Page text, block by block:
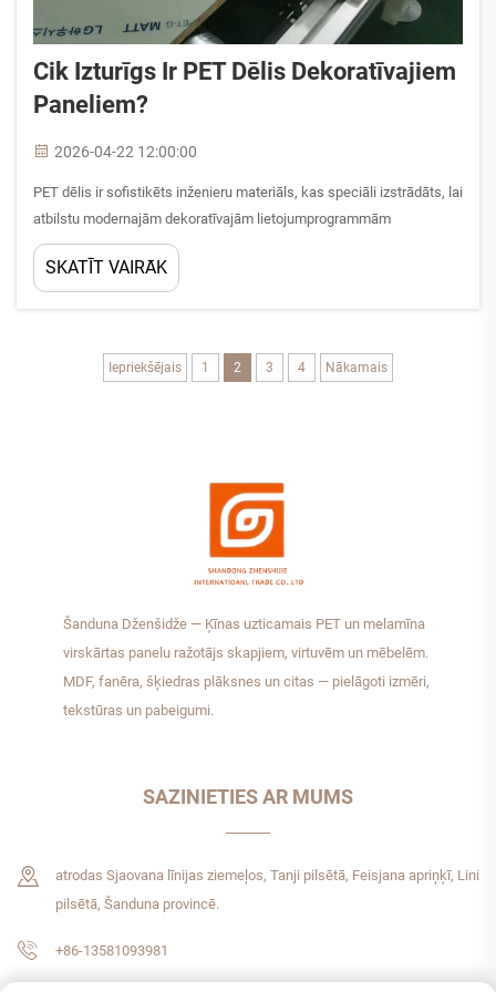
Cik Izturīgs Ir PET Dēlis Dekoratīvajiem
Paneliem?
2026-04-22 12:00:00
PET dēlis ir sofistikēts inženieru materiāls, kas speciāli izstrādāts, lai
atbilstu modernajām dekoratīvajām lietojumprogrammām
izvirzītajām prasībām, apvienojot pamatmateriāla stabilitāti ar
augstas veiktspējas virsmas plēvēm. Lai saprastu izturības
SKATĪT VAIRĀK
Iepriekšējais 1 2 3 4 Nākamais
Šanduna Dženšidže — Ķīnas uzticamais PET un melamīna
virskārtas panelu ražotājs skapjiem, virtuvēm un mēbelēm.
MDF, fanēra, šķiedras plāksnes un citas — pielāgoti izmēri,
tekstūras un pabeigumi.
SAZINIETIES AR MUMS
atrodas Sjaovana līnijas ziemeļos, Tanji pilsētā, Feisjana apriņķī, Lini
pilsētā, Šanduna provincē.
+86-13581093981